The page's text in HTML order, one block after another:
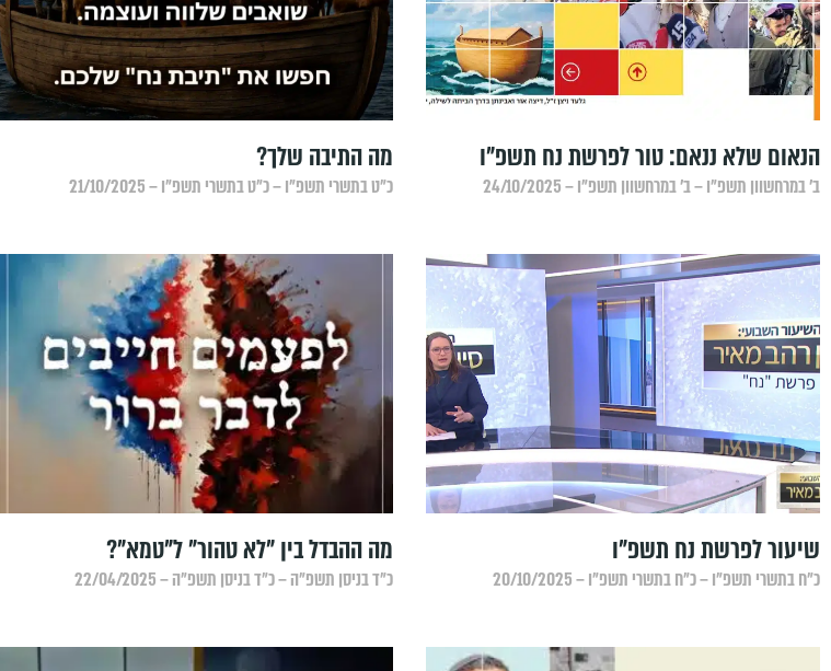
הנאום שלא ננאם: טור לפרשת נח תשפ"ו
ב׳ במרחשוון תשפ״ו – ב׳ במרחשוון תשפ״ו – 24/10/2025
מה התיבה שלך?
כ״ט בתשרי תשפ״ו – כ״ט בתשרי תשפ״ו – 21/10/2025
שיעור לפרשת נח תשפ"ו
כ״ח בתשרי תשפ״ו – כ״ח בתשרי תשפ״ו – 20/10/2025
מה ההבדל בין "לא טהור" ל"טמא"?
כ״ד בניסן תשפ״ה – כ״ד בניסן תשפ״ה – 22/04/2025